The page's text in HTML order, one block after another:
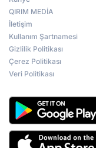
QIRIM MEDİA
İletişim
Kullanım Şartnamesi
Gizlilik Politikası
Çerez Politikası
Veri Politikası